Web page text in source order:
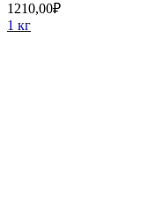
1210,00₽
1 кг